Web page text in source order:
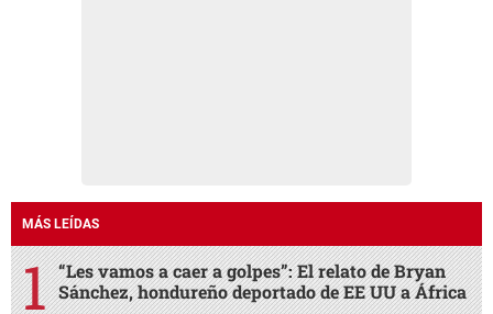
MÁS LEÍDAS
“Les vamos a caer a golpes”: El relato de Bryan
Sánchez, hondureño deportado de EE UU a África